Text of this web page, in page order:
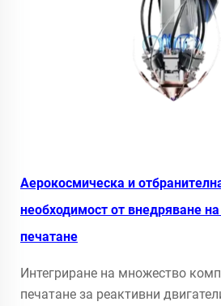
Аерокосмическа и
необходимост от внедряване на
печатане
Интегриране на множество
печатане за реактивни